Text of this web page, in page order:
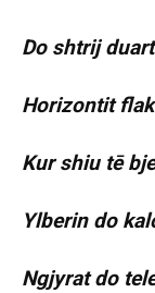
Do shtrij
Horizontit
Kur shiu tē
Ylberin do
Ngjyrat do